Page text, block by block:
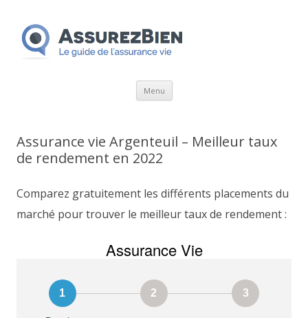
Menu Aller
Assurance vie Argenteuil – Meilleur taux
de rendement en 2022
Comparez gratuitement les différents placements du
marché pour trouver le meilleur taux de rendement :